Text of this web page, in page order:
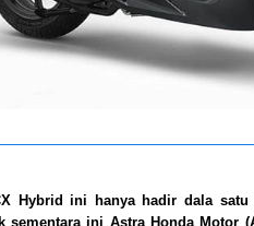
Hybrid ini hanya hadir dala
sementara ini Astra Honda Motor